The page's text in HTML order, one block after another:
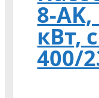
8-AK,
кВт,
400/